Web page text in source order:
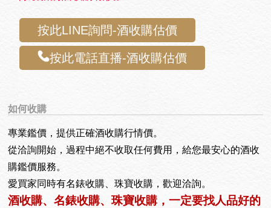
按此LINE詢問-酒收購估價
按此電話直播-酒收購估價
如何收購
專業鑑價，提供正確酒收購行情價。
從洽詢開始，過程中絕不收取任何費用，給您最安心的酒收
購鑑價服務。
愛買家同時有名錶收購、珠寶收購，歡迎洽詢。
酒收購、名錶收購、珠寶收購，一定要找人品好的